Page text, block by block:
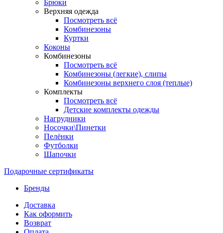
Брюки
Верхняя одежда
Посмотреть всё
Комбинезоны
Куртки
Коконы
Комбинезоны
Посмотреть всё
Комбинезоны (легкие), слипы
Комбинезоны верхнего слоя (теплые)
Комплекты
Посмотреть всё
Детские комплекты одежды
Нагрудники
Носочки\Пинетки
Пелёнки
Футболки
Шапочки
Подарочные сертификаты
Бренды
Доставка
Как оформить
Возврат